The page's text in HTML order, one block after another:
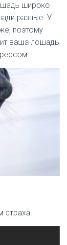
широко
разные. У
поэтому
ваша лошадь